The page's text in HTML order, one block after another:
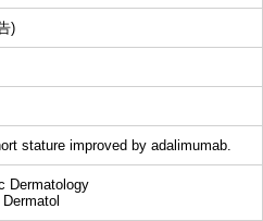
)
stature improved by adalimumab.
Dermatology